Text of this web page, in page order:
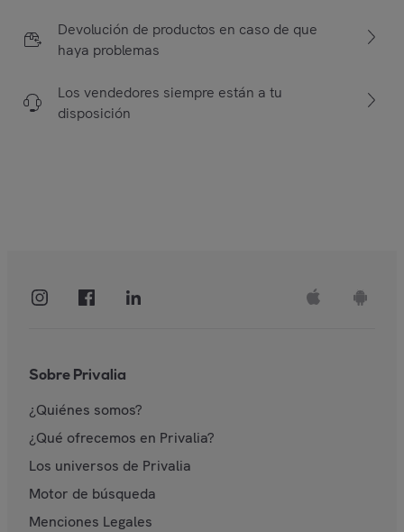
Devolución de productos en caso de que
haya problemas
Los vendedores siempre están a tu
disposición
Sobre Privalia
¿Quiénes somos?
¿Qué ofrecemos en Privalia?
Los universos de Privalia
Motor de búsqueda
Menciones Legales